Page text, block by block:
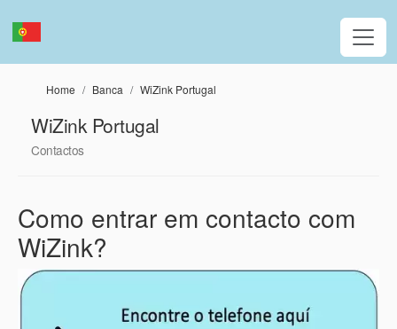
Home Banca WiZink Portugal
WiZink Portugal
Contactos
Como entrar em contacto com
WiZink?